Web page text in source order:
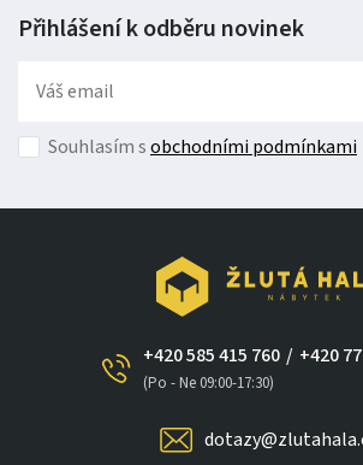
Přihlášení k odběru novinek
Souhlasím sobchodními podmínkami
+420 585 415 760
(Po - Ne 09:00-17:30)
/ +420